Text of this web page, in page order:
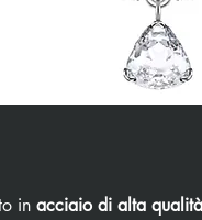
in acciaio di alta qualità